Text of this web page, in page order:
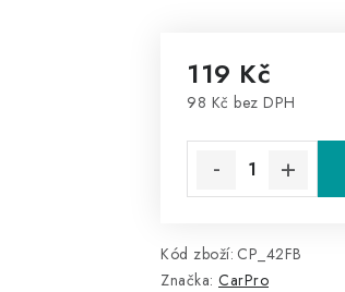
119 Kč
98 Kč bez DPH
Kód zboží: CP_42FB
Značka: CarPro